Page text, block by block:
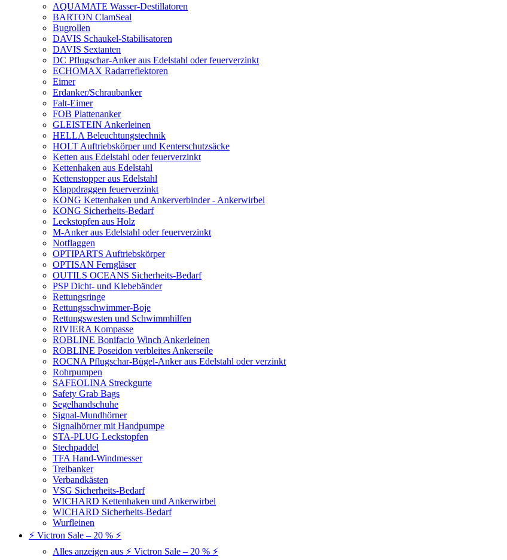
AQUAMATE Wasser-Destillatoren
BARTON ClamSeal
Bugrollen
DAVIS Schaukel-Stabilisatoren
DAVIS Sextanten
DC Pflugschar-Anker aus Edelstahl oder feuerverzinkt
ECHOMAX Radarreflektoren
Eimer
Erdanker/Schraubanker
Falt-Eimer
FOB Plattenanker
GLEISTEIN Ankerleinen
HELLA Beleuchtungstechnik
HOLT Auftriebskörper und Kenterschutzsäcke
Ketten aus Edelstahl oder feuerverzinkt
Kettenhaken aus Edelstahl
Kettenstopper aus Edelstahl
Klappdraggen feuerverzinkt
KONG Kettenhaken und Ankerverbinder - Ankerwirbel
KONG Sicherheits-Bedarf
Leckstopfen aus Holz
M-Anker aus Edelstahl oder feuerverzinkt
Notflaggen
OPTIPARTS Auftriebskörper
OPTISAN Ferngläser
OUTILS OCEANS Sicherheits-Bedarf
PSP Dicht- und Klebebänder
Rettungsringe
Rettungsschwimmer-Boje
Rettungswesten und Schwimmhilfen
RIVIERA Kompasse
ROBLINE Bonifacio Winch Ankerleinen
ROBLINE Poseidon verbleites Ankerseile
ROCNA Pflugschar-Bügel-Anker aus Edelstahl oder verzinkt
Rohrpumpen
SAFEOLINA Streckgurte
Safety Grab Bags
Segelhandschuhe
Signal-Mundhörner
Signalhörner mit Handpumpe
STA-PLUG Leckstopfen
Stechpaddel
TFA Hand-Windmesser
Treibanker
Verbandkästen
VSG Sicherheits-Bedarf
WICHARD Kettenhaken und Ankerwirbel
WICHARD Sicherheits-Bedarf
Wurfleinen
⚡ Victron Sale – 20 % ⚡
Alles anzeigen aus ⚡ Victron Sale – 20 % ⚡